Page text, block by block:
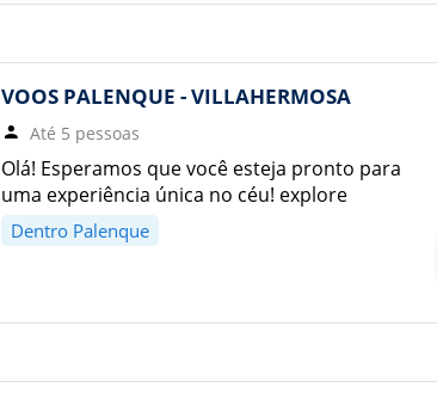
VOOS PALENQUE - VILLAHERMOSA
Até 5 pessoas
Olá! Esperamos que você esteja pronto para
uma experiência única no céu! explore
Dentro Palenque